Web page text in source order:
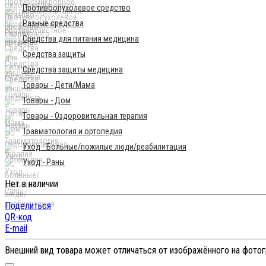
Противоопухолевое средство
Разные средства
Средства для питания медицина
Средства защиты
Средства защиты медицина
Товары - Дети/Мама
Товары - Дом
Товары - Оздоровительная терапия
Травматология и ортопедия
Уход - Больные/пожилые люди/реабилитация
Уход - Раны
Нет в наличии
Поделиться
QR-код
E-mail
Внешний вид товара может отличаться от изображённого на